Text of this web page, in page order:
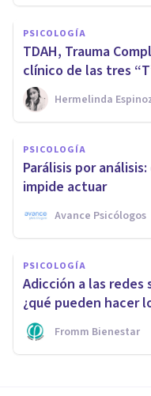
PSICOLOGÍA
TDAH, Trauma
clínico de las tres
Hermelinda
PSICOLOGÍA
Parálisis por
impide actuar
Avance Psicólogos
PSICOLOGÍA
Adicción a las
¿qué pueden hacer
Fromm Bienestar